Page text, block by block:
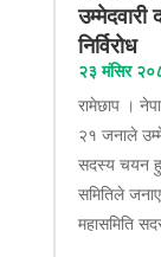
उम्मेदवारी
निर्विरोध
२३ मंसिर
रामेछाप ।
२१ जनाले
सदस्य चयन हुन
समितिले
महासमिति